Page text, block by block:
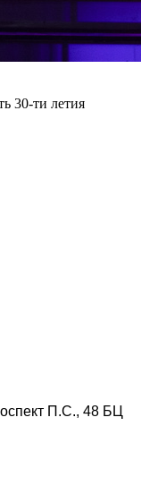
30-ти летия
П.С., 48 БЦ